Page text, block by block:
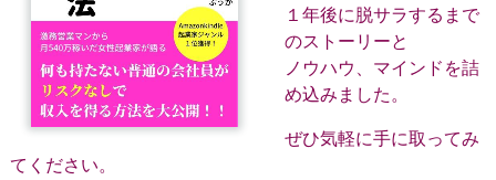
１年後に脱サラするまで
のストーリーと
ノウハウ、マインドを詰
め込みました。
ぜひ気軽に手に取ってみ
てください。